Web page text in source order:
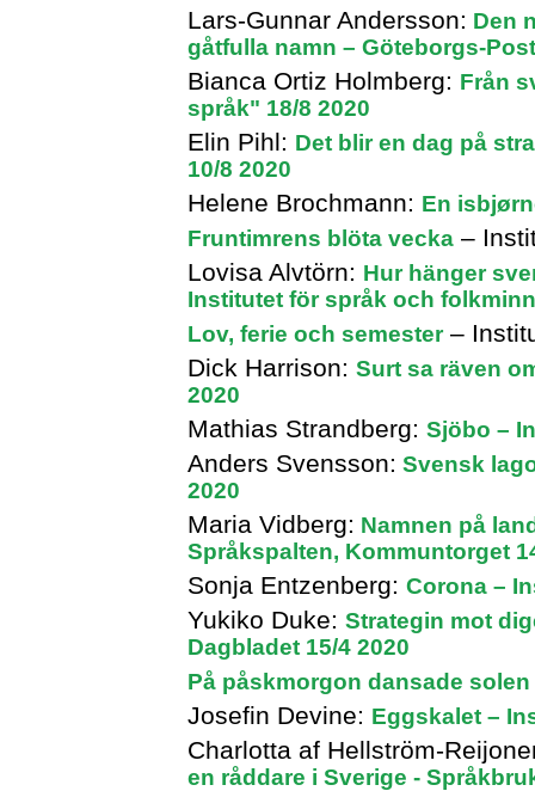
Lars-Gunnar Andersson: Den
gåtfulla namn – Göteborgs-
Bianca Ortiz Holmberg: Från
språk" 18/8 2020
Elin Pihl: Det blir en dag på
10/8 2020
Helene Brochmann: En
Fruntimrens blöta vecka –
Lovisa Alvtörn: Hur hänger
Institutet för språk och
Lov, ferie och semester–
Dick Harrison: Surt sa räven
2020
Mathias Strandberg: Sjöbo –
Anders Svensson: Svensk
2020
Maria Vidberg: Namnen på
Språkspalten, Kommuntorget
Sonja Entzenberg: Corona –
Yukiko Duke: Strategin mot
Dagbladet 15/4 2020
På påskmorgon dansade solen
Josefin Devine: Eggskalet –
Charlotta af Hellström-
en råddare i Sverige -